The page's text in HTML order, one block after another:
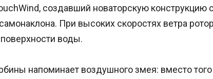
создавший новаторскую
При высоких скоростях ветра
воды.
напоминает воздушного змея: вместо того